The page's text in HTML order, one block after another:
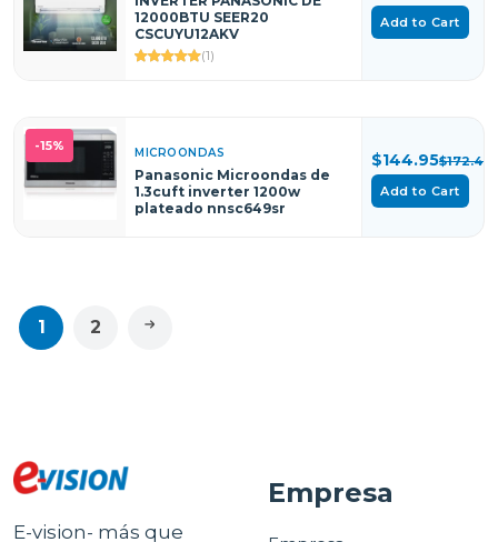
12000BTU SEER20
CSCUYU12AKV
(1)
Add to Cart
-15% MICROONDAS
Panasonic Microondas de
1.3cuft inverter 1200w
plateado nnsc649sr
$144.95$172.49
Add to Cart
1 2
E-vision- más que
Empresa